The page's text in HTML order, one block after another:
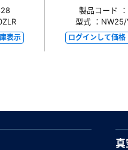
表示
製品コード
型式 ：
ログインして価格